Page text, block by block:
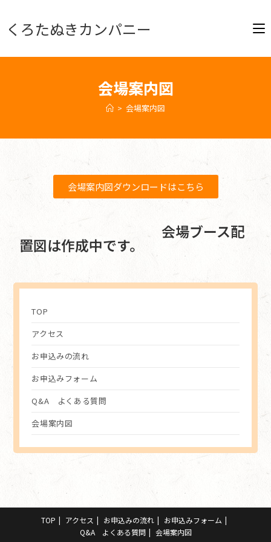
くろたぬきカンパニー
会場案内図
> 会場案内図
会場案内図ダウンロードはこちら
会場ブース配
置図は作成中です。
TOP
アクセス
お申込みの流れ
お申込みフォーム
Q&A よくある質問
会場案内図
TOP アクセス お申込みの流れ
お申込みフォーム
Q&A よくある質問
会場案内図